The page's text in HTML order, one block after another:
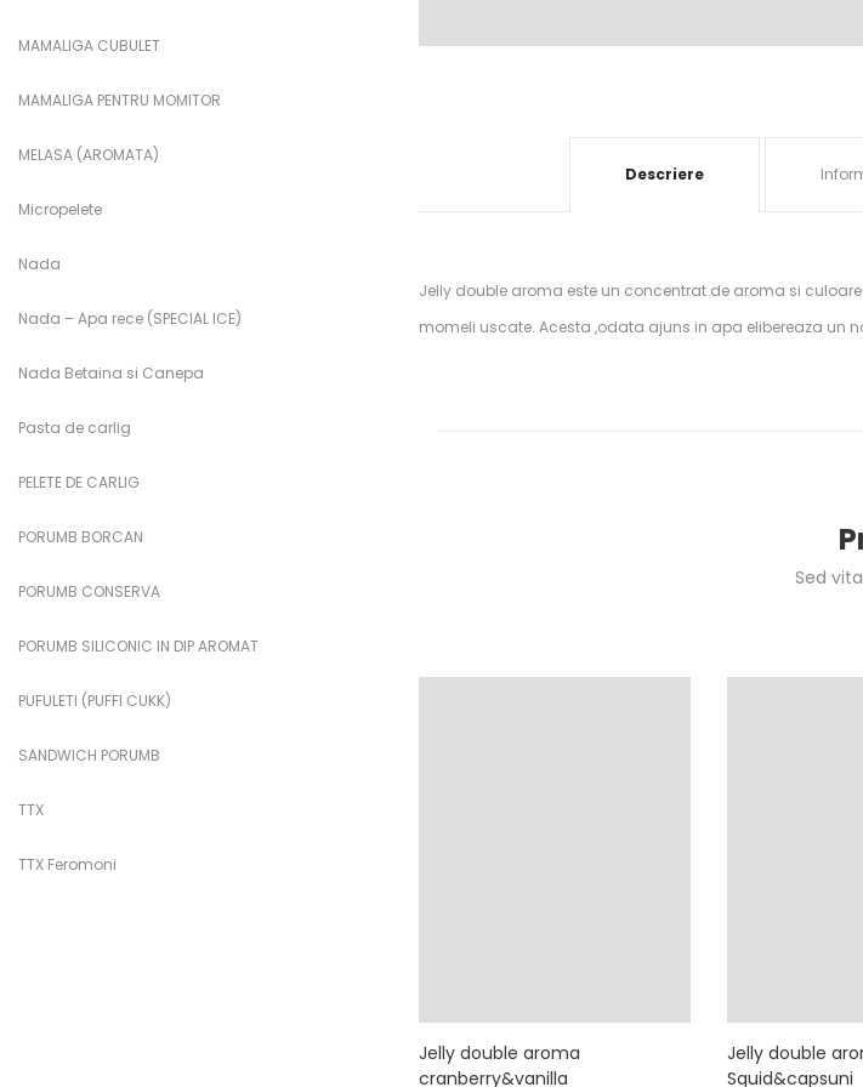
Descriere
Jelly double aroma este un concentrat de aroma si
momeli uscate. Acesta ,odata ajuns in apa elibereaza un
Sed
Jelly double aroma
cranberry&vanilla
Jelly double
Squid&capsuni
MAMALIGA CUBULET
MAMALIGA PENTRU MOMITOR
MELASA (AROMATA)
Micropelete
Nada
Nada – Apa rece (SPECIAL ICE)
Nada Betaina si Canepa
Pasta de carlig
PELETE DE CARLIG
PORUMB BORCAN
PORUMB CONSERVA
PORUMB SILICONIC IN DIP AROMAT
PUFULETI (PUFFI CUKK)
SANDWICH PORUMB
TTX
TTX Feromoni